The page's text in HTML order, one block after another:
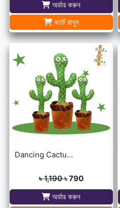
অর্ডার করুন
কার্টে রাখুন
Dancing Cactus For Kids
৳ 1,190৳ 790
অর্ডার করুন